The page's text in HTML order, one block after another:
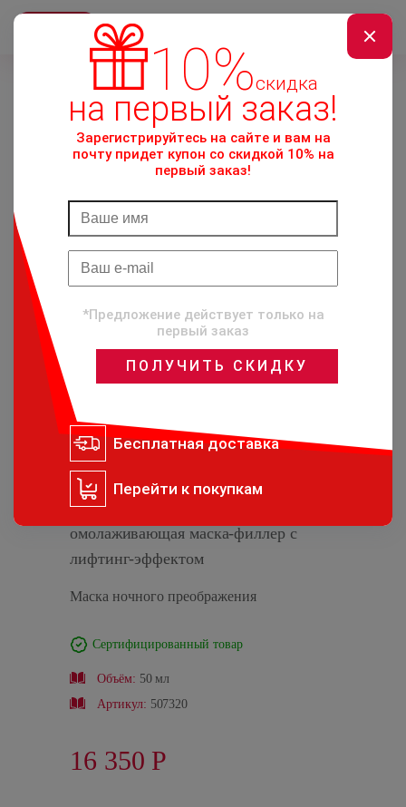
КАТАЛОГ ТОВАРОВ / МОЛОДОСТЬ /
AGE REFILL SUMMUM MASK - НОЧНАЯ ОМОЛАЖИВ
АЮЩАЯ МАСКА-ФИЛЛЕР С ЛИФТИНГ-ЭФФЕКТОМ
Age Refill Summum Mask - ночная
омолаживающая маска-филлер с
лифтинг-эффектом
Маска ночного преображения
Сертифицированный товар
Объём: 50 мл
Артикул: 507320
16 350 Р
10%скидка
на первый заказ!
Зарегистрируйтесь на сайте и вам на
почту придет купон со скидкой 10% на
первый заказ!
*Предложение действует только на
первый заказ
Бесплатнаядоставка
Перейти к покупкам